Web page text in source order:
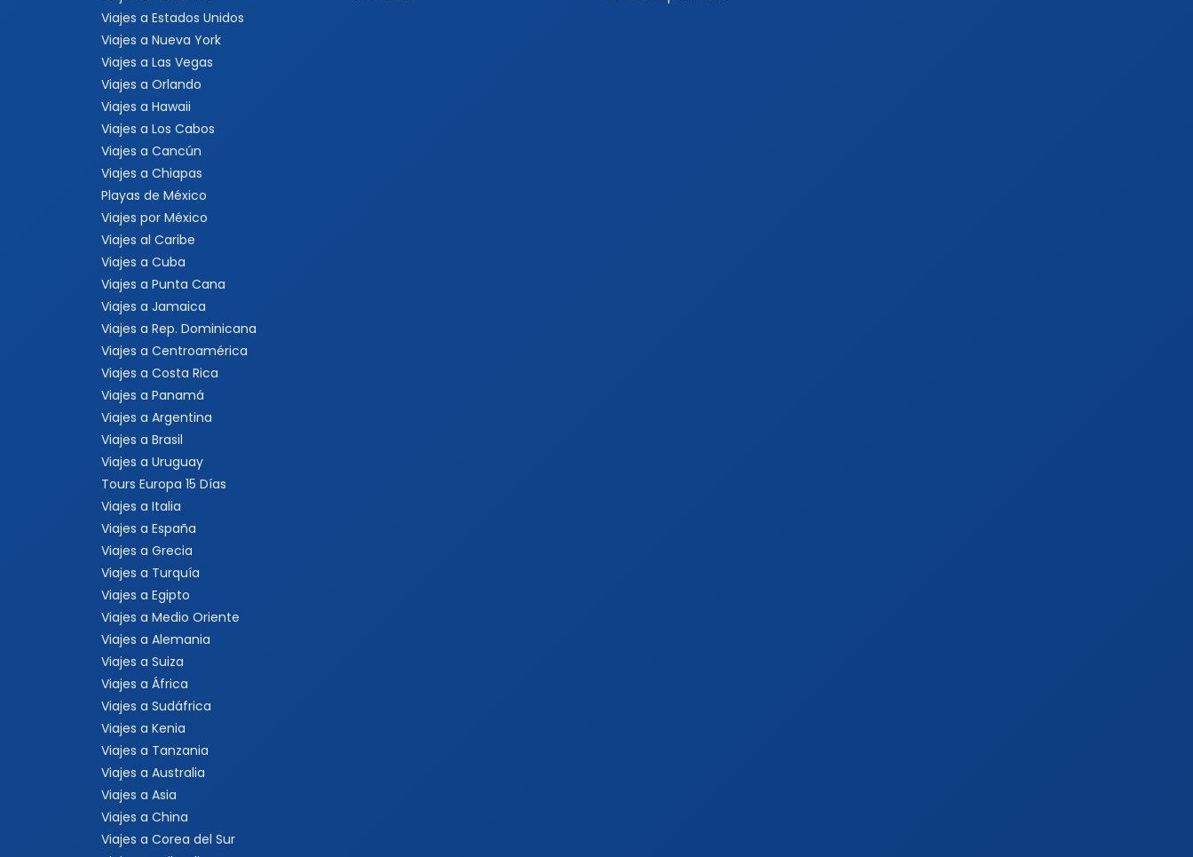
Viajes a Estados Unidos
Viajes a Nueva York
Viajes a Las Vegas
Viajes a Orlando
Viajes a Hawaii
Viajes a Los Cabos
Viajes a Cancún
Viajes a Chiapas
Playas de México
Viajes por México
Viajes al Caribe
Viajes a Cuba
Viajes a Punta Cana
Viajes a Jamaica
Viajes a Rep. Dominicana
Viajes a Centroamérica
Viajes a Costa Rica
Viajes a Panamá
Viajes a Argentina
Viajes a Brasil
Viajes a Uruguay
Tours Europa 15 Días
Viajes a Italia
Viajes a España
Viajes a Grecia
Viajes a Turquía
Viajes a Egipto
Viajes a Medio Oriente
Viajes a Alemania
Viajes a Suiza
Viajes a África
Viajes a Sudáfrica
Viajes a Kenia
Viajes a Tanzania
Viajes a Australia
Viajes a Asia
Viajes a China
Viajes a Corea del Sur